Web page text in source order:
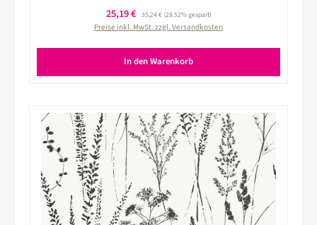
Verkaufspreis:
25,19 € Regulärer Preis:
35,24 €(28.52% gespart)
Preise inkl. MwSt. zzgl. Versandkosten
In den Warenkorb